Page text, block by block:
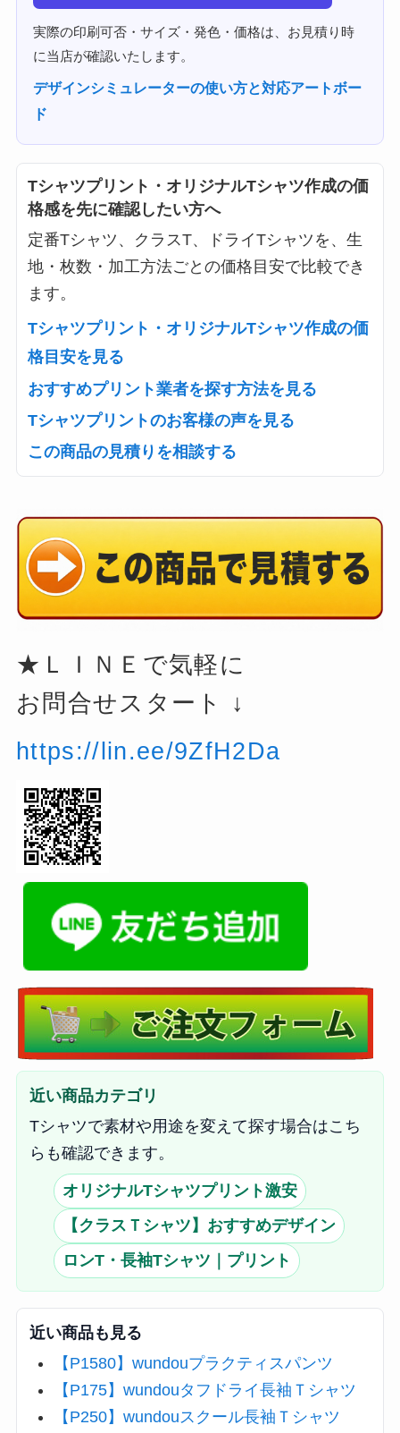
実際の印刷可否・サイズ・発色・価格は、お見積り時
に当店が確認いたします。
デザインシミュレーターの使い方と対応アートボー
ド
Tシャツプリント・オリジナルTシャツ作成の価
格感を先に確認したい方へ
定番Tシャツ、クラスT、ドライTシャツを、生
地・枚数・加工方法ごとの価格目安で比較でき
ます。
Tシャツプリント・オリジナルTシャツ作成の価
格目安を見る
おすすめプリント業者を探す方法を見る
Tシャツプリントのお客様の声を見る
この商品の見積りを相談する
★ＬＩＮＥで気軽に
お問合せスタート ↓
https://lin.ee/9ZfH2Da
近い商品カテゴリ
Tシャツで素材や用途を変えて探す場合はこち
らも確認できます。
オリジナルTシャツプリント激安
【クラスＴシャツ】おすすめデザイン
ロンT・長袖Tシャツ｜プリント
近い商品も見る
【P1580】wundouプラクティスパンツ
【P175】wundouタフドライ長袖Ｔシャツ
【P250】wundouスクール長袖Ｔシャツ